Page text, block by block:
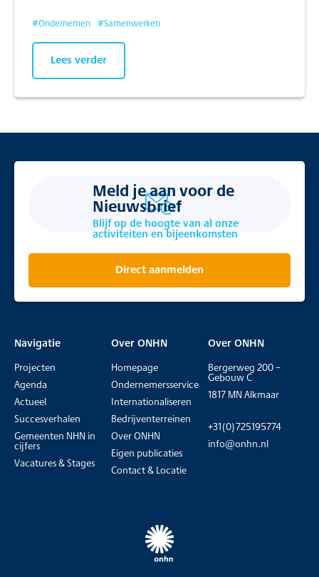
#Ondernemen #Samenwerken
Lees verder
Meld je aan voor de
Nieuwsbrief
Blijf op de hoogte van al onze
activiteiten en bijeenkomsten
Direct aanmelden
Navigatie
Projecten
Agenda
Actueel
Succesverhalen
Gemeenten NHN in
cijfers
Vacatures & Stages
Over ONHN
Homepage
Ondernemersservice
Internationaliseren
Bedrijventerreinen
Over ONHN
Eigen publicaties
Contact & Locatie
Over ONHN
Bergerweg 200 –
Gebouw C
1817 MN Alkmaar
+31(0)725195774
info@onhn.nl